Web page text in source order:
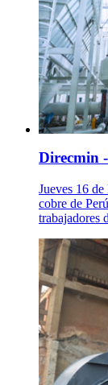
Direcmin
Jueves 16
cobre de
trabajadores